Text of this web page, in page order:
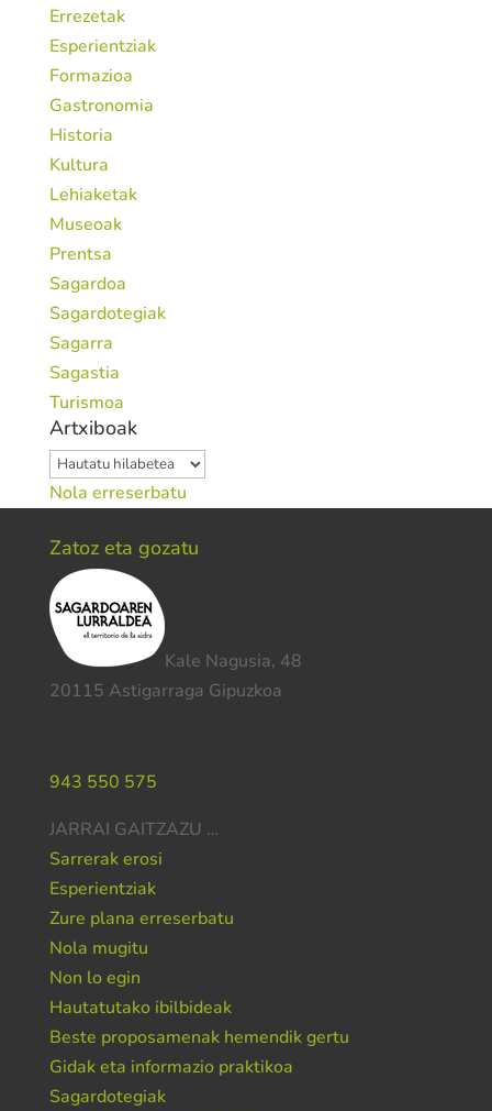
Errezetak
Esperientziak
Formazioa
Gastronomia
Historia
Kultura
Lehiaketak
Museoak
Prentsa
Sagardoa
Sagardotegiak
Sagarra
Sagastia
Turismoa
Artxiboak
Artxiboak
Nola erreserbatu
Zatoz eta gozatu
Kale Nagusia, 48
20115 Astigarraga Gipuzkoa
943 550 575
JARRAI GAITZAZU …
Sarrerak erosi
Esperientziak
Zure plana erreserbatu
Nola mugitu
Non lo egin
Hautatutako ibilbideak
Beste proposamenak hemendik gertu
Gidak eta informazio praktikoa
Sagardotegiak